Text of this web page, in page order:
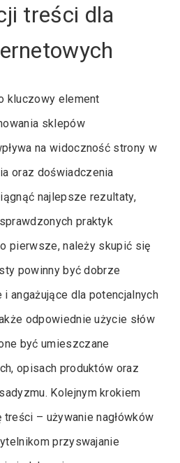
treści dla
kluczowy element
sklepów
na widoczność strony w
oraz doświadczenia
najlepsze rezultaty,
praktyk
pierwsze, należy skupić się
powinny być dobrze
angażujące dla potencjalnych
odpowiednie użycie słów
być umieszczane
opisach produktów oraz
Kolejnym krokiem
– używanie nagłówków
przyswajanie